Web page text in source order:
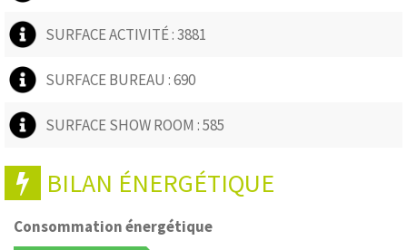
SURFACE ACTIVITÉ : 3881
SURFACE BUREAU : 690
SURFACE SHOW ROOM : 585
BILAN ÉNERGÉTIQUE
Consommation énergétique